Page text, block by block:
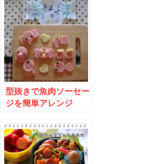
型抜きで魚肉ソーセー
ジを簡単アレンジ